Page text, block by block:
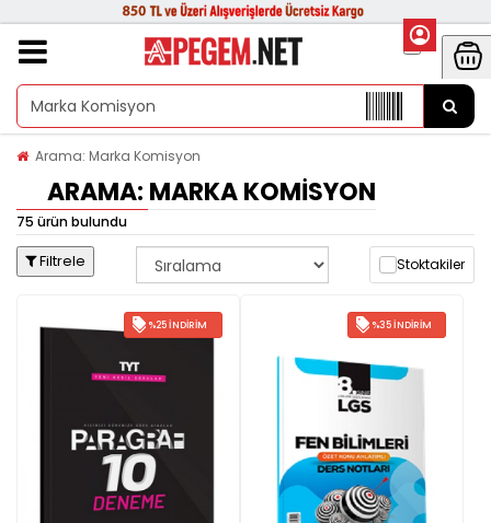
Arama: Marka Komisyon
ARAMA: MARKA KOMISYON
75 ürün bulundu
Filtrele Stoktakiler
%25 İNDIRIM %35 İNDIRIM